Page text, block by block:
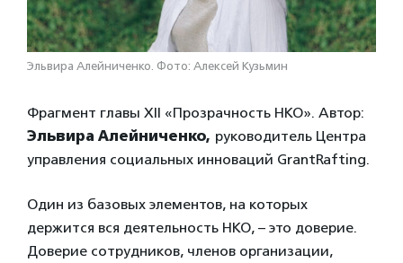
Эльвира Алейниченко. Фото: Алексей Кузьмин
Фрагмент главы XII «Прозрачность НКО». Автор:
Эльвира Алейниченко, руководитель Центра
управления социальных инноваций GrantRafting.
Один из базовых элементов, на которых
держится вся деятельность НКО, – это доверие.
Доверие сотрудников, членов организации,